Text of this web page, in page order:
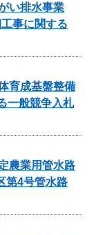
い排水事業
事に関する
育成基盤整備
般競争入札
農業用管水路
第4号管水路